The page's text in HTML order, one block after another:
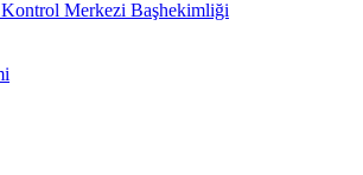
Merkezi Başhekimliği